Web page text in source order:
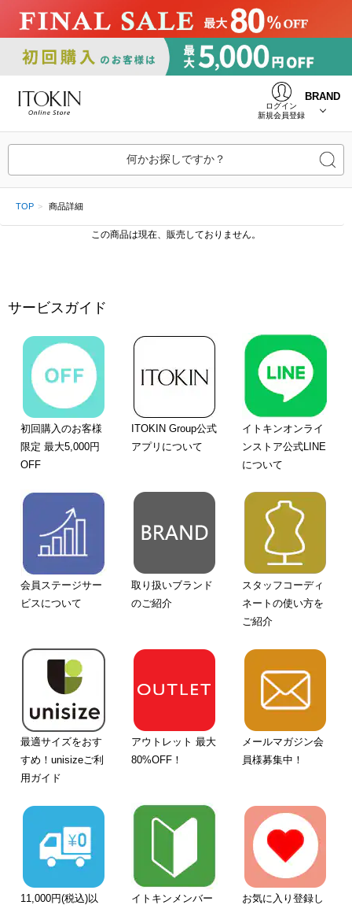
ログイン
新規会員登録
BRAND
何かお探しですか？
TOP 商品詳細
この商品は現在、販売しておりません。
サービスガイド
初回購入のお客様
限定 最大5,000円
OFF
ITOKIN Group公式
アプリについて
イトキンオンライ
ンストア公式LINE
について
会員ステージサー
ビスについて
取り扱いブランド
のご紹介
スタッフコーディ
ネートの使い方を
ご紹介
最適サイズをおす
すめ！unisizeご利
用ガイド
アウトレット 最大
80%OFF！
メールマガジン会
員様募集中！
11,000円(税込)以
イトキンメンバー
お気に入り登録し